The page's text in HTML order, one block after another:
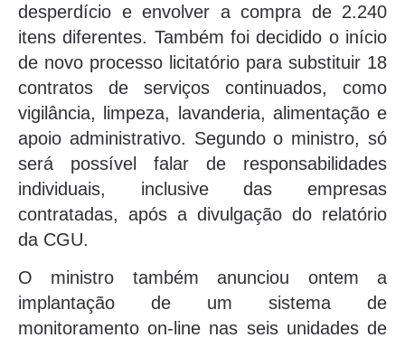
desperdício e envolver a compra de 2.240
itens diferentes. Também foi decidido o início
de novo processo licitatório para substituir 18
contratos de serviços continuados, como
vigilância, limpeza, lavanderia, alimentação e
apoio administrativo. Segundo o ministro, só
será possível falar de responsabilidades
individuais, inclusive das empresas
contratadas, após a divulgação do relatório
da CGU.
O ministro também anunciou ontem a
implantação de um sistema de
monitoramento on-line nas seis unidades de